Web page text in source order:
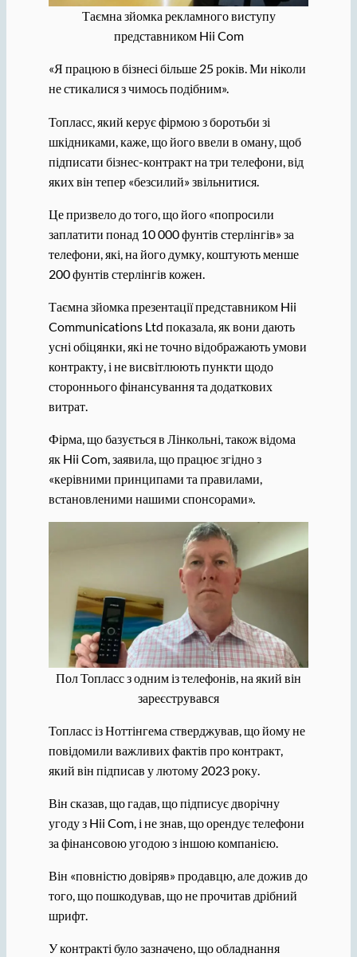
Таємна зйомка рекламного виступу
представником Hii Com
«Я працюю в бізнесі більше 25 років. Ми ніколи
не стикалися з чимось подібним».
Топласс, який керує фірмою з боротьби зі
шкідниками, каже, що його ввели в оману, щоб
підписати бізнес-контракт на три телефони, від
яких він тепер «безсилий» звільнитися.
Це призвело до того, що його «попросили
заплатити понад 10 000 фунтів стерлінгів» за
телефони, які, на його думку, коштують менше
200 фунтів стерлінгів кожен.
Таємна зйомка презентації представником Hii
Communications Ltd показала, як вони дають
усні обіцянки, які не точно відображають умови
контракту, і не висвітлюють пункти щодо
стороннього фінансування та додаткових
витрат.
Фірма, що базується в Лінкольні, також відома
як Hii Com, заявила, що працює згідно з
«керівними принципами та правилами,
встановленими нашими спонсорами».
Пол Топласс з одним із телефонів, на який він
зареєструвався
Топласс із Ноттінгема стверджував, що йому не
повідомили важливих фактів про контракт,
який він підписав у лютому 2023 року.
Він сказав, що гадав, що підписує дворічну
угоду з Hii Com, і не знав, що орендує телефони
за фінансовою угодою з іншою компанією.
Він «повністю довіряв» продавцю, але дожив до
того, що пошкодував, що не прочитав дрібний
шрифт.
У контракті було зазначено, що обладнання